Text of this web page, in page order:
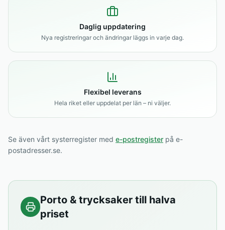
Daglig uppdatering
Nya registreringar och ändringar läggs in varje dag.
Flexibel leverans
Hela riket eller uppdelat per län – ni väljer.
Se även vårt systerregister med e-postregister på e-
postadresser.se.
Porto & trycksaker till halva
priset